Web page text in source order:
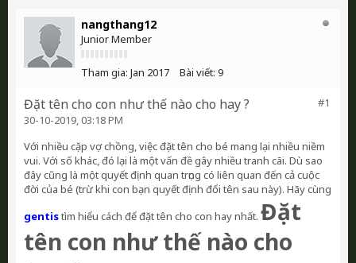
nangthang12
Junior Member
Tham gia: Jan 2017 Bài viết: 9
#1
Đặt tên cho con như thế nào cho hay ?
30-10-2019, 03:18 PM
Với nhiều cặp vợ chồng, việc đặt tên cho bé mang lại nhiều niềm
vui. Với số khác, đó lại là một vấn đề gây nhiều tranh cãi. Dù sao
đây cũng là một quyết định quan trọng có liên quan đến cả cuộc
đời của bé (trừ khi con bạn quyết định đổi tên sau này). Hãy cùng
gentistìm hiểu cách để đặt tên cho con hay nhất. Đặt
tên con như thế nào cho